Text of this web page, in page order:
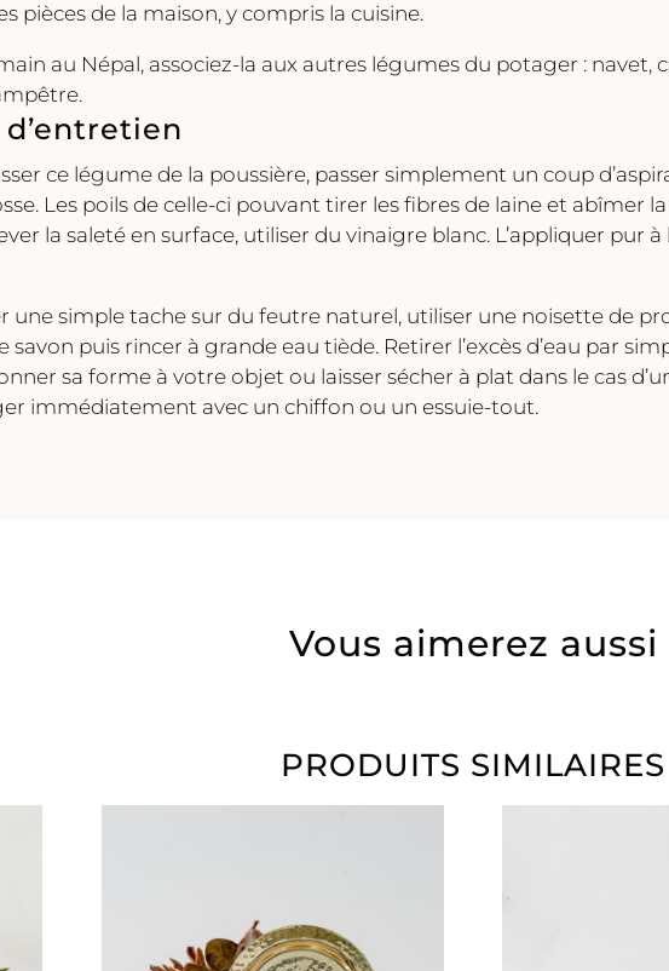
pièces de la maison, y compris la cuisine.
au Népal, associez-la aux autres légumes du potager :
d’entretien
ce légume de la poussière, passer simplement un coup
Les poils de celle-ci pouvant tirer les fibres de laine et abîmer
la saleté en surface, utiliser du vinaigre blanc. L’appliquer pur à
une simple tache sur du feutre naturel, utiliser une noisette de
savon puis rincer à grande eau tiède. Retirer l’excès d’eau par
sa forme à votre objet ou laisser sécher à plat dans le cas
immédiatement avec un chiffon ou un essuie-tout.
Vous aimerez aussi
PRODUITS SIMILAIRES